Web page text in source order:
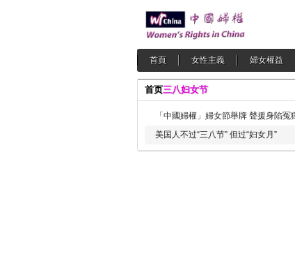
首頁 女性主義 婦女權益
首页三八妇女节
「中國婦權」婦女節舉牌 聲援身陷冤
美国人不过“三八节” 但过“妇女月”